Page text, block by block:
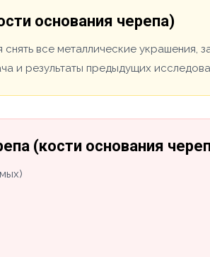
основания черепа)
все металлические
и результаты предыдущих
(кости основания